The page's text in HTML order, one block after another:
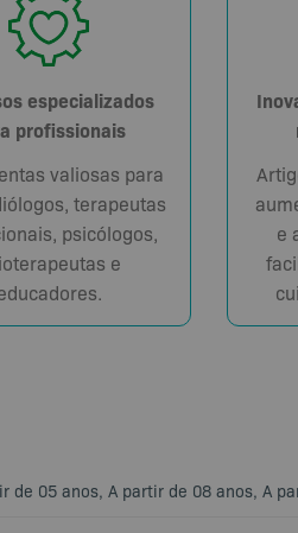
especializados
profissionais
valiosas para
terapeutas
psicólogos,
e
e
de 05 anos, A partir de 08 anos, A